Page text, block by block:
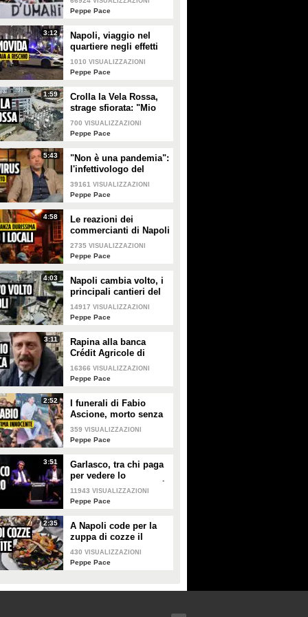
lavoro
Peppe Pace
3:12
Napoli, viaggio nel
quartiere negli effetti
dell'ordinanza anti-
movida: "Molte attività
1010 VISUALIZZAZIONI
Peppe Pace
1:59
Crolla la Vela Rossa,
strage sfiorata: "Mio
figlio vivo per
miracolo"
700 VISUALIZZAZIONI
Peppe Pace
5:43
"Non è una pandemia":
l'infettivologo del
Cotugno spiega
l'Hantavirus
39161 VISUALIZZAZIONI
Peppe Pace
4:58
Le reazioni dei
commercianti di Napoli
all'ordinanza anti
rumore per la movida
2735 VISUALIZZAZIONI
Peppe Pace
4:03
Napoli cambia volto, i
principali cantieri del
centro visti dal drone
14917 VISUALIZZAZIONI
Peppe Pace
3:11
Rapina alla banca
Crédit Agricole di
Napoli, un ostaggio:
"Solo ora rivedo tutte
16366 VISUALIZZAZIONI
Peppe Pace
2:52
I funerali di Fabio
Ascione, morto senza
colpe a Ponticelli,
ucciso dalla pistola di
359 VISUALIZZAZIONI
Peppe Pace
3:51
Garlasco, tra chi paga
per vedere lo
spettacolo su Stasi: "È
tutto un complotto di
11943 VISUALIZZAZIONI
Peppe Pace
2:35
A Napoli code per la
zuppa di cozze il
Giovedì Santo
nonostante i casi di
430 VISUALIZZAZIONI
Peppe Pace